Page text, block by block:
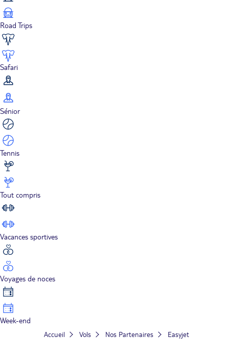
Road Trips
Safari
Sénior
Tennis
Tout compris
Vacances sportives
Voyages de noces
Week-end
Accueil Vols Nos Partenaires Easyjet